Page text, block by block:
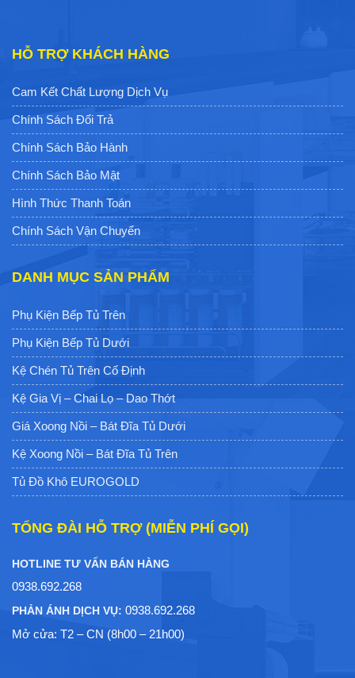
HỖ TRỢ KHÁCH HÀNG
Cam Kết Chất Lượng Dịch Vụ
Chính Sách Đổi Trả
Chính Sách Bảo Hành
Chính Sách Bảo Mật
Hình Thức Thanh Toán
Chính Sách Vận Chuyển
DANH MỤC SẢN PHẨM
Phụ Kiện Bếp Tủ Trên
Phụ Kiện Bếp Tủ Dưới
Kệ Chén Tủ Trên Cố Định
Kệ Gia Vị – Chai Lọ – Dao Thớt
Giá Xoong Nồi – Bát Đĩa Tủ Dưới
Kệ Xoong Nồi – Bát Đĩa Tủ Trên
Tủ Đồ Khô EUROGOLD
TỔNG ĐÀI HỖ TRỢ (MIỄN PHÍ GỌI)
HOTLINE TƯ VẤN BÁN HÀNG
0938.692.268
PHẢN ÁNH DỊCH VỤ: 0938.692.268
Mở cửa: T2 – CN (8h00 – 21h00)